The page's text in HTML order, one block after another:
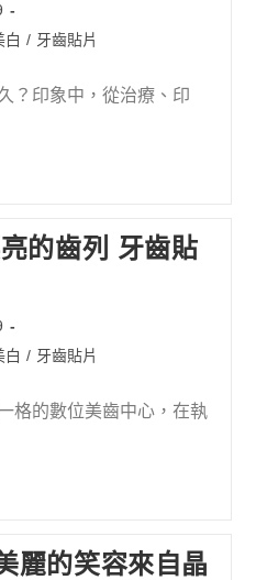
白 / 牙齒貼片
？印象中，從治療、印
的齒列 牙齒貼
白 / 牙齒貼片
格的數位美齒中心，在執
麗的笑容來自晶